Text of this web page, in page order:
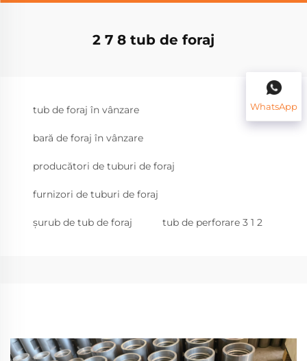
2 7 8 tub de foraj
tub de foraj în vânzare
bară de foraj în vânzare
producători de tuburi de foraj
furnizori de tuburi de foraj
șurub de tub de foraj tub de perforare 3 1 2
WhatsApp